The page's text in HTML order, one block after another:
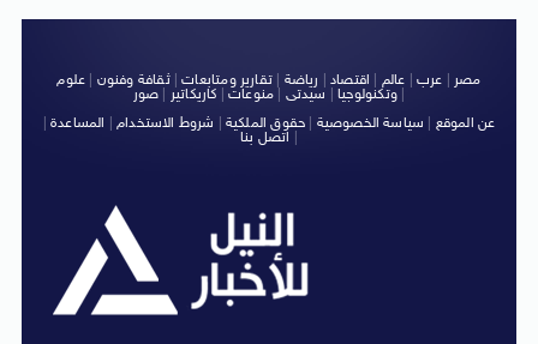
مصر عرب عالم اقتصاد رياضة |تقارير ومتابعات|ثقافة وفنون
علوم
وتكنولوجيا| سيدتى منوعات كاريكاتير صور
|
عن الموقع
سياسة الخصوصية حقوق الملكية شروط الاستخدام| المساعدة|
اتصل بنا